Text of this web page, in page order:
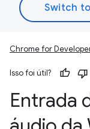
Chrome for
Isso foi útil?
Entrada